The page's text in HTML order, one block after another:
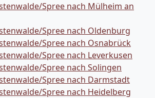
Spree nach Mülheim an
Spree nach Oldenburg
Spree nach Osnabrück
Spree nach Leverkusen
Spree nach Solingen
Spree nach Darmstadt
Spree nach Heidelberg